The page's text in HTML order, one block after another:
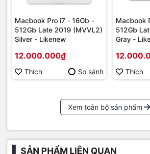
🏪 574 Nguyễn Đình Chiểu, P.4, Q.3,
📞 Hotline:0922 19 79 79
– Zalo hỗ trợ
🌐 Website:macshop24h.vn
2H nội thành TP.HCM.
Macbook Pro i7 - 16Gb -
512Gb Late 2019 (MVVL2)
Silver - Likenew
12.000.000₫
Thích So sánh
Macbook
512Gb
Gray -
Thích
Xem toàn bộ sản phẩm
SẢN PHẨM LIÊN QUAN